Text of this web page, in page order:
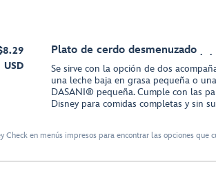
USD
Plato de cerdo desmenuzado
Se sirve con la opción de dos
una leche baja en grasa pequeña o
DASANI® pequeña. Cumple con las
Disney para comidas completas y sin
en menús impresos para encontrar las opciones que